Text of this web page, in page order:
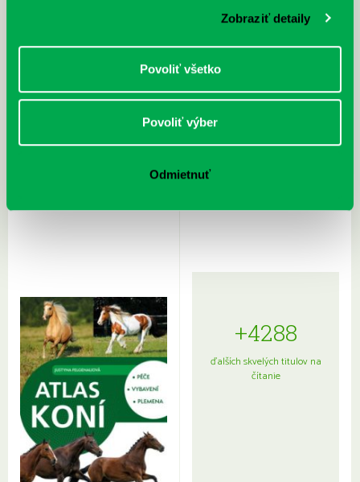
Zobraziť detaily
Povoliť všetko
Povoliť výber
Odmietnuť
Rudź, Przemyslaw: Atlas hviezd:
Hardy, Paula: Japonsko na tanieri:
+4288
ďalších skvelých titulov na
čítanie